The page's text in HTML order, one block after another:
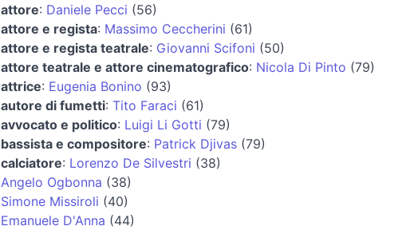
attore: Daniele Pecci (56)
attore e regista: Massimo Ceccherini (61)
attore e regista teatrale: Giovanni Scifoni (50)
attore teatrale e attore cinematografico: Nicola Di Pinto (79)
attrice: Eugenia Bonino (93)
autore di fumetti: Tito Faraci (61)
avvocato e politico: Luigi Li Gotti (79)
bassista e compositore: Patrick Djivas(79)
calciatore: Lorenzo De Silvestri (38)
Angelo Ogbonna (38)
Simone Missiroli (40)
Emanuele D'Anna (44)